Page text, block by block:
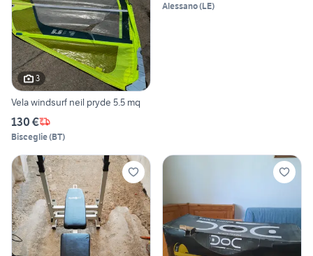
3
Vela windsurf neil pryde 5.5 mq
130 €
Bisceglie(BT)
Alessano(LE)